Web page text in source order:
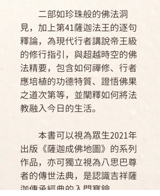
二部如珍珠般的佛法洞
見，加上第41薩迦法王的逐句
釋論，為現代行者講說帝王級
的修行指引，與超越時空的佛
法精要，包含如何禪修、行者
應培植的功德特質、證悟佛果
之道次第等，並闡釋如何將法
教融入今日的生活。
本書可以視為眾生2021年
出版《薩迦成佛地圖》的系列
作品，亦可獨立視為八思巴尊
者的傳世法典，是認識吉祥薩
迦傳承經典的入門寶鑰。